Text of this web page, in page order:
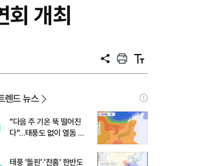
개최
공
프
트
텍
트
렌드 뉴스
"다음 주 기온 뚝 떨어진
다"…태풍도 없이 열돔 박
태풍 '돌핀'·'찬홈' 한반도